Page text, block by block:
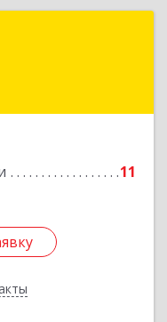
11
Г. Алиева 187Б,